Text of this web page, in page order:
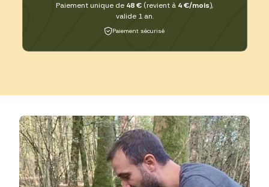
Paiement unique de 48 € (revient à 4 €/mois),
valide 1 an.
Paiement sécurisé